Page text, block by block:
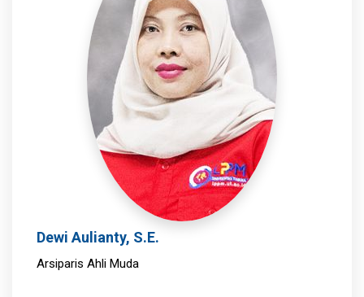
Dewi Aulianty, S.E.
Arsiparis Ahli Muda